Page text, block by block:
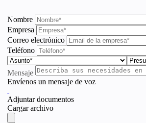
Nombre
Empresa
Correo electrónico
Teléfono
Mensaje
Envíenos un mensaje de voz
Adjuntar documentos
Cargar archivo